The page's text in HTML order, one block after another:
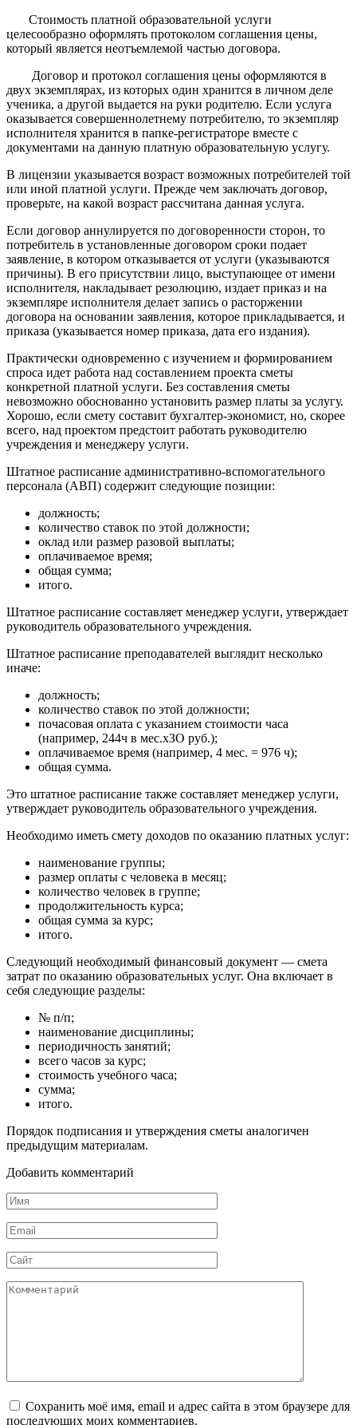
Стоимость платной образовательной услуги
целесообразно оформлять протоко­лом соглашения цены,
который является неотъемлемой частью договора.
Договор и протокол соглашения цены оформляются в
двух экземплярах, из которых один хранится в личном деле
ученика, а другой выдается на руки родителю. Если услуга
оказывается совершеннолетнему потребителю, то экземпляр
исполнителя хранится в пап­ке-регистраторе вместе с
документами на данную платную образовательную услугу.
В лицензии указывается возраст возможных потребителей той
или иной платной услуги. Прежде чем заключать договор,
проверьте, на какой возраст рас­считана данная услуга.
Если договор аннулируется по договоренности сторон, то
потребитель в установ­ленные договором сроки подает
заявление, в котором отказывается от услуги (указыва­ются
причины). В его присутствии лицо, выступающее от имени
исполнителя, наклады­вает резолюцию, издает приказ и на
экземпляре исполнителя делает запись о расторже­нии
договора на основании заявления, которое прикладывается, и
приказа (указывает­ся номер приказа, дата его издания).
Практически одновременно с изучением и формированием
спроса идет работа над составлением проекта сметы
конкретной платной услуги. Без составления сметы
невозможно обоснованно установить размер платы за услугу.
Хорошо, если смету составит бухгалтер-экономист, но, скорее
всего, над проектом предстоит работать руководителю
учреждения и менеджеру услуги.
Штатное расписание административно-вспомогательного
персонала (АВП) содер­жит следующие позиции:
должность;
количество ставок по этой должности;
оклад или размер разовой выплаты;
оплачиваемое время;
общая сумма;
итого.
Штатное расписание составляет менеджер услуги, утверждает
руководитель обра­зовательного учреждения.
Штатное расписание преподавателей выглядит несколько
иначе:
должность;
количество ставок по этой должности;
почасовая оплата с указанием стоимости часа
(например, 244ч в мес.хЗО руб.);
оплачиваемое время (например, 4 мес. = 976 ч);
общая сумма.
Это штатное расписание также составляет менеджер услуги,
утверждает руководи­тель образовательного учреждения.
Необходимо иметь смету доходов по оказанию платных услуг:
наименование группы;
размер оплаты с человека в месяц;
количество человек в группе;
продолжительность курса;
общая сумма за курс;
итого.
Следующий необходимый финансовый документ — смета
затрат по оказанию образовательных услуг. Она включает в
себя следующие разделы:
№ п/п;
наименование дисциплины;
периодичность занятий;
всего часов за курс;
стоимость учебного часа;
сумма;
итого.
Порядок подписания и утверждения сметы аналогичен
предыдущим материалам.
Добавить комментарий
Имя
*
Email
*
Сайт
Комментарий
Сохранить моё имя, email и адрес сайта в этом браузере для
последующих моих комментариев.